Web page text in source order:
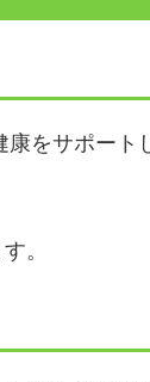
康をサポート
。